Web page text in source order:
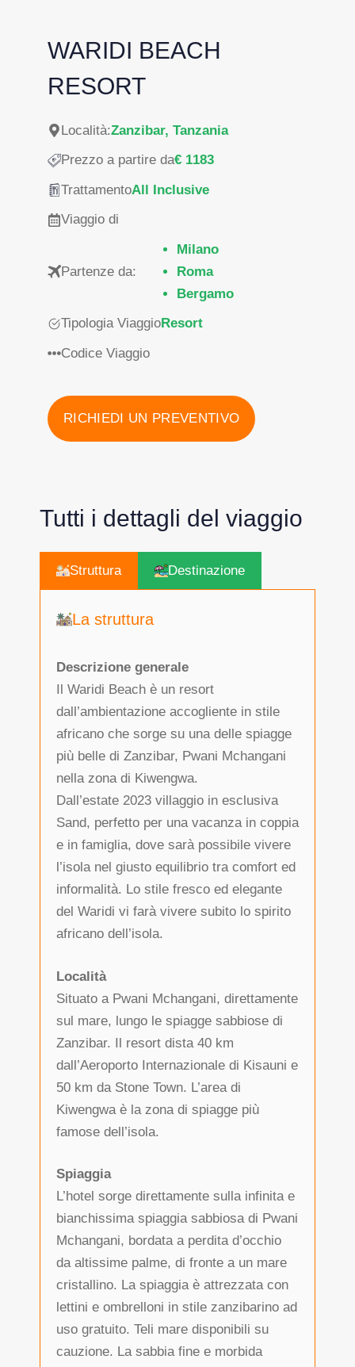
WARIDI BEACH
RESORT
Località:Zanzibar, Tanzania
Prezzo a partire da€ 1183
TrattamentoAll Inclusive
Viaggio di
Partenze da:
Milano
Roma
Bergamo
Tipologia ViaggioResort
Codice Viaggio
RICHIEDI UN PREVENTIVO
Tutti i dettagli del viaggio
Struttura Destinazione
La struttura
Descrizione generale
Il Waridi Beach è un resort
dall’ambientazione accogliente in stile
africano che sorge su una delle spiagge
più belle di Zanzibar, Pwani Mchangani
nella zona di Kiwengwa.
Dall’estate 2023 villaggio in esclusiva
Sand, perfetto per una vacanza in coppia
e in famiglia, dove sarà possibile vivere
l’isola nel giusto equilibrio tra comfort ed
informalità. Lo stile fresco ed elegante
del Waridi vi farà vivere subito lo spirito
africano dell’isola.
Località
Situato a Pwani Mchangani, direttamente
sul mare, lungo le spiagge sabbiose di
Zanzibar. Il resort dista 40 km
dall’Aeroporto Internazionale di Kisauni e
50 km da Stone Town. L’area di
Kiwengwa è la zona di spiagge più
famose dell’isola.
Spiaggia
L’hotel sorge direttamente sulla infinita e
bianchissima spiaggia sabbiosa di Pwani
Mchangani, bordata a perdita d’occhio
da altissime palme, di fronte a un mare
cristallino. La spiaggia è attrezzata con
lettini e ombrelloni in stile zanzibarino ad
uso gratuito. Teli mare disponibili su
cauzione. La sabbia fine e morbida